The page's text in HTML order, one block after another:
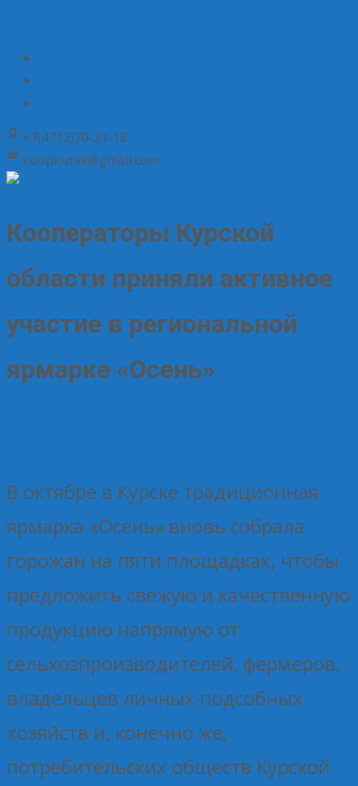
+7(4712)70-21-18
koopkursk@gmail.com
Кооператоры Курской
области приняли активное
участие в региональной
ярмарке «Осень»
В октябре в Курске традиционная
ярмарка «Осень» вновь собрала
горожан на пяти площадках, чтобы
предложить свежую и качественную
продукцию напрямую от
сельхозпроизводителей, фермеров,
владельцев личных подсобных
хозяйств и, конечно же,
потребительских обществ Курской